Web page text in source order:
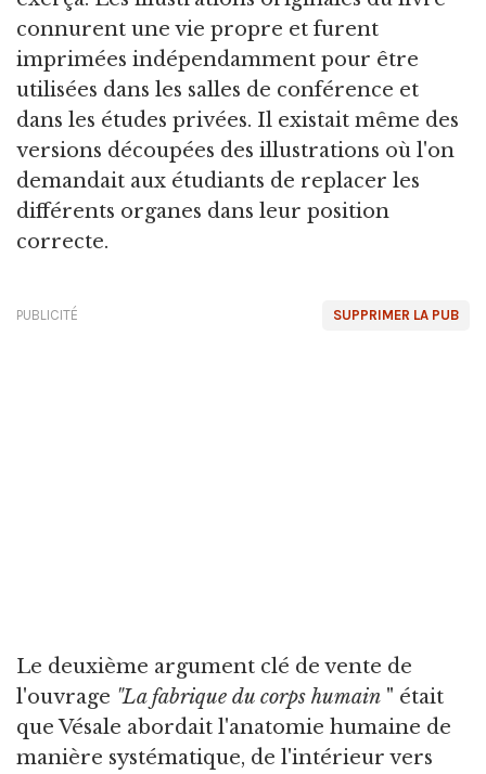
connurent une vie propre et furent
imprimées indépendamment pour être
utilisées dans les salles de conférence et
dans les études privées. Il existait même des
versions découpées des illustrations où l'on
demandait aux étudiants de replacer les
différents organes dans leur position
correcte.
SUPPRIMER LA PUB
PUBLICITÉ
Le deuxième argument clé de vente de
l'ouvrage "La fabrique du corps humain " était
que Vésale abordait l'anatomie humaine de
manière systématique, de l'intérieur vers